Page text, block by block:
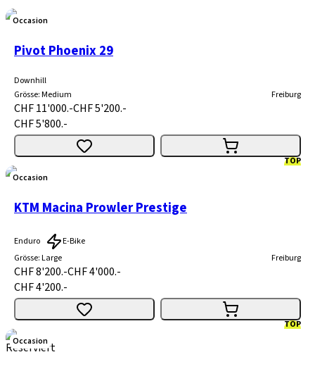
Occasion
TOP
Pivot Phoenix 29
Downhill
Grösse:Medium Freiburg
CHF 11'000.-CHF 5'200.-
CHF 5'800.-
Occasion
TOP
KTM Macina Prowler Prestige
Enduro
E-Bike
Grösse:Large Freiburg
CHF 8'200.-CHF 4'000.-
CHF 4'200.-
Reserviert
Occasion